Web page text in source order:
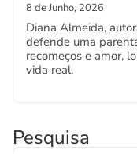
8 de Junho, 2026
Diana Almeida,
defende uma
recomeços e amor,
vida real.
Pesquisa